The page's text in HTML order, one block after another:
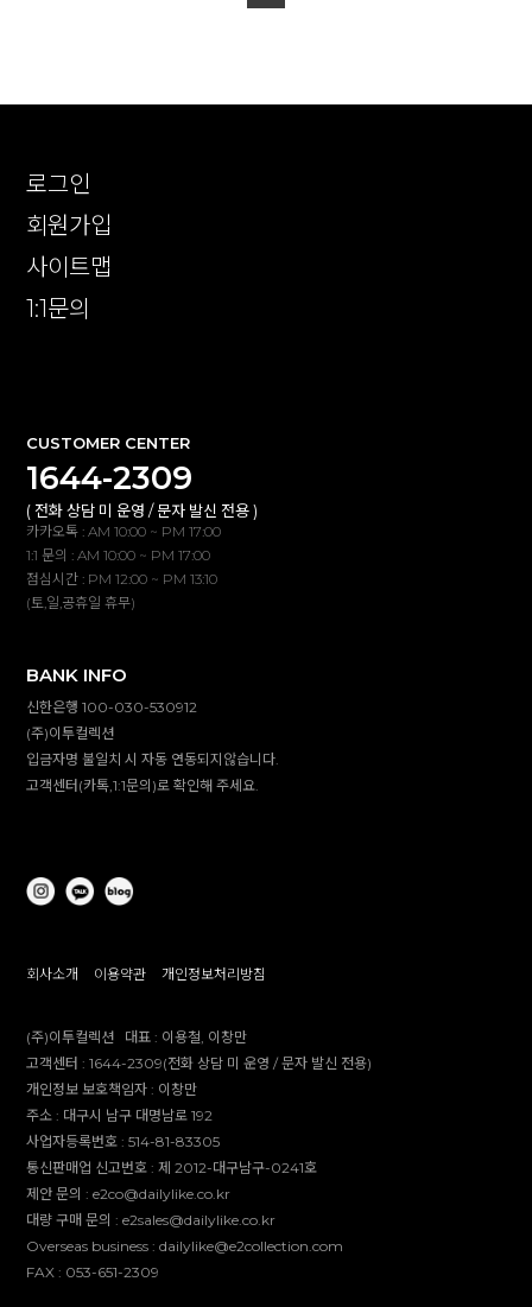
로그인
회원가입
사이트맵
1:1문의
CUSTOMER CENTER
1644-2309
( 전화 상담 미 운영 / 문자 발신 전용 )
카카오톡 : AM 10:00 ~ PM 17:00
1:1 문의 : AM 10:00 ~ PM 17:00
점심시간 : PM 12:00 ~ PM 13:10
(토,일,공휴일 휴무)
BANK INFO
신한은행 100-030-530912
(주)이투컬렉션
입금자명 불일치 시 자동 연동되지않습니다.
고객센터(카톡,1:1문의)로 확인해 주세요.
회사소개 이용약관 개인정보처리방침
(주)이투컬렉션 대표 : 이용철, 이창만
고객센터 :1644-2309(전화 상담 미 운영 / 문자 발신 전용)
개인정보 보호책임자 : 이창만
주소 : 대구시 남구 대명남로 192
사업자등록번호 :514-81-83305
통신판매업 신고번호 :제 2012-대구남구-0241호
제안 문의 : e2co@dailylike.co.kr
대량 구매 문의 : e2sales@dailylike.co.kr
Overseas business : dailylike@e2collection.com
FAX : 053-651-2309